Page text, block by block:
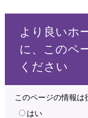
より良いホ
に、このペ
ください
このページの情報は
はい